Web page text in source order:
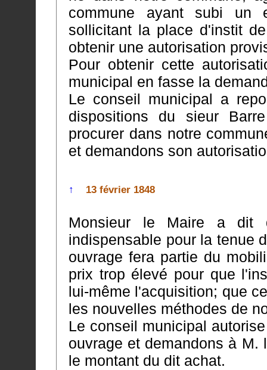
commune ayant subi un
sollicitant la place d'instit
obtenir une autorisation
Pour obtenir cette
Le conseil municipal a
dispositions du sieur Barre et les
procurer dans notre
et demandons
↑ 13 février 1848
Monsieur le Maire a dit
indispensable pour la tenue des registres
ouvrage fera partie du
prix trop élevé pour que l'instituteur de notre commune en fasse
lui-même l'acquisition; que cet
les nouvelles méthodes de
Le conseil municipal
ouvrage et demandons à M. le Prefet la somme de 10 francs
le montant du dit achat.